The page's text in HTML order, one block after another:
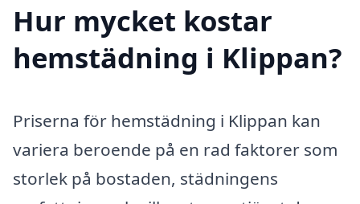
Hur mycket kostar
hemstädning i Klippan?
Priserna för hemstädning i Klippan kan
variera beroende på en rad faktorer som
storlek på bostaden, städningens